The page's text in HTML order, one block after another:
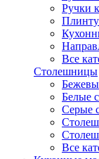
Ручки
Все
Столешницы
Белые
Серые
Все